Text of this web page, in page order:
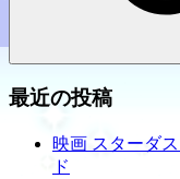
最近の投稿
映画 スターダ
ド